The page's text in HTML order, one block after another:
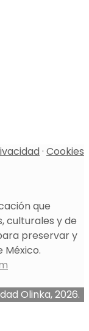
· Cookies
que
culturales y de
preservar y
Olinka, 2026.